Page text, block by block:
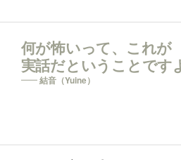
何が怖いって、これが
実話だということです
結音（Yuine）